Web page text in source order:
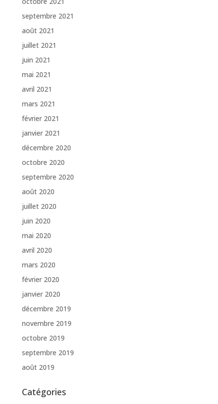
septembre 2021
août 2021
juillet 2021
juin 2021
mai 2021
avril 2021
mars 2021
février 2021
janvier 2021
décembre 2020
octobre 2020
septembre 2020
août 2020
juillet 2020
juin 2020
mai 2020
avril 2020
mars 2020
février 2020
janvier 2020
décembre 2019
novembre 2019
octobre 2019
septembre 2019
août 2019
Catégories